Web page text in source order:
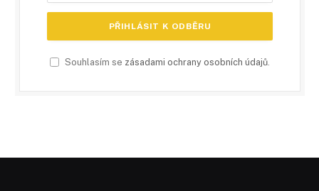
Souhlasím se zásadami ochrany osobních údajů.